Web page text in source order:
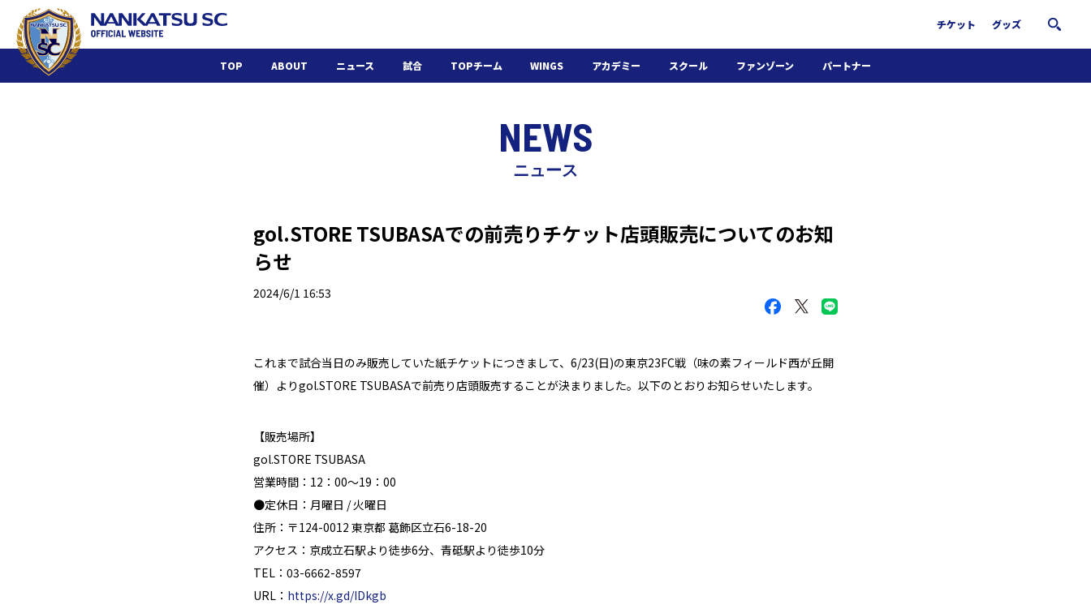
チケット グッズ
TOP ABOUT ニュース 試合 TOPチーム WINGS アカデミー スクール ファンゾーン パートナー
NEWS
ニュース
gol.STORE TSUBASAでの前売りチケット店頭販売についてのお知
らせ
2024/6/1 16:53
これまで試合当日のみ販売していた紙チケットにつきまして、6/23(日)の東京23FC戦（味の素フィールド西が丘開
催）よりgol.STORE TSUBASAで前売り店頭販売することが決まりました。以下のとおりお知らせいたします。
【販売場所】
gol.STORE TSUBASA
営業時間：12：00～19：00
●定休日：月曜日 / 火曜日
住所：〒124-0012 東京都 葛飾区立石6-18-20
アクセス：京成立石駅より徒歩6分、青砥駅より徒歩10分
TEL：03-6662-8597
URL： https://x.gd/IDkgb